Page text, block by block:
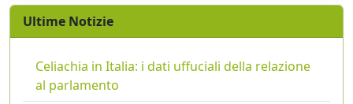
Ultime Notizie
Celiachia in Italia: i dati uffuciali della relazione
al parlamento